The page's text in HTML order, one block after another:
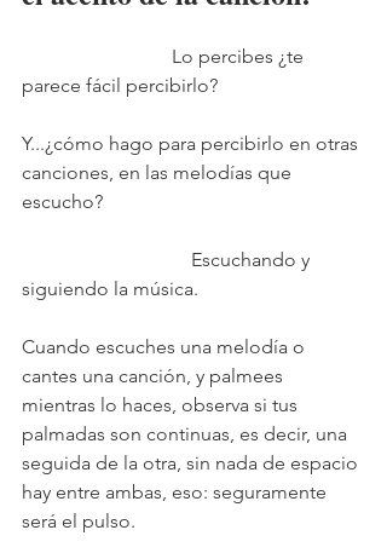
parece fácil percibirlo?
Y...¿cómo hago para percibirlo en otras
canciones, en las melodías que
escucho?
siguiendo la música.
Cuando escuches una melodía o
cantes una canción, y palmees
mientras lo haces, observa si tus
palmadas son continuas, es decir, una
seguida de la otra, sin nada de espacio
hay entre ambas, eso: seguramente
será el pulso.